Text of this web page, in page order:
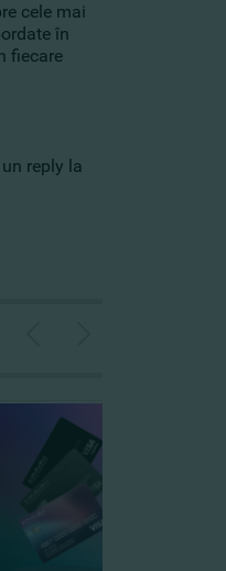
cele mai
în
fiecare
reply la